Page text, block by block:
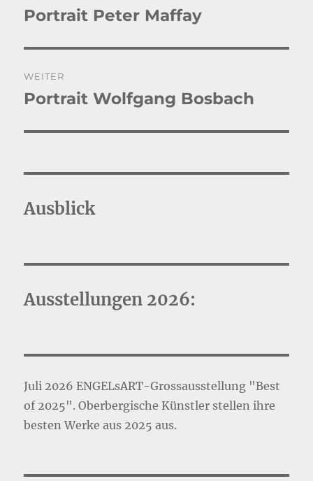
Vorheriger
Portrait Peter Maffay
WEITER
Nächster
Portrait Wolfgang Bosbach
Ausblick
Ausstellungen 2026:
Juli 2026 ENGELsART-Grossausstellung "Best
of 2025". Oberbergische Künstler stellen ihre
besten Werke aus 2025 aus.